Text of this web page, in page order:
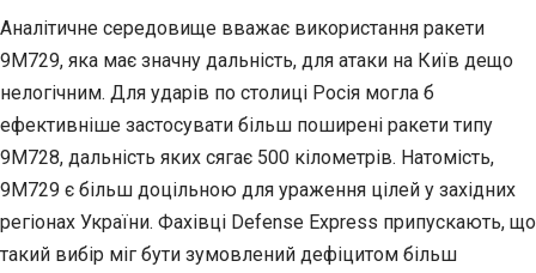
Аналітичне середовище вважає використання ракети
9М729, яка має значну дальність, для атаки на Київ дещо
нелогічним. Для ударів по столиці Росія могла б
ефективніше застосувати більш поширені ракети типу
9М728, дальність яких сягає 500 кілометрів. Натомість,
9М729 є більш доцільною для ураження цілей у західних
регіонах України. Фахівці Defense Express припускають, що
такий вибір міг бути зумовлений дефіцитом більш